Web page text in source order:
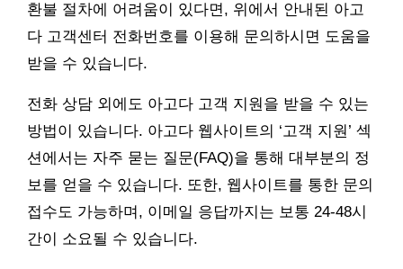
환불 절차에 어려움이 있다면, 위에서 안내된 아고
다 고객센터 전화번호를 이용해 문의하시면 도움을
받을 수 있습니다.
전화 상담 외에도 아고다 고객 지원을 받을 수 있는
방법이 있습니다. 아고다 웹사이트의 ‘고객 지원’ 섹
션에서는 자주 묻는 질문(FAQ)을 통해 대부분의 정
보를 얻을 수 있습니다. 또한, 웹사이트를 통한 문의
접수도 가능하며, 이메일 응답까지는 보통 24-48시
간이 소요될 수 있습니다.